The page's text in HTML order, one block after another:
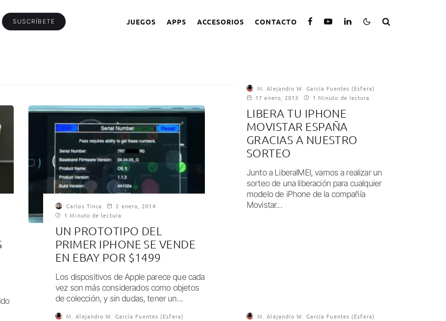
SUSCRÍBETE JUEGOS APPS ACCESORIOS CONTACTO
Carlos Tinca
2 enero, 2014
1 Minuto de lectura
UN PROTOTIPO DEL
PRIMER IPHONE SE VENDE
EN EBAY POR $1499
Los dispositivos de Apple parece que cada
vez son más considerados como objetos
de colección, y sin dudas, tener un...
M. Alejandro W. García Fuentes (Esfera)
17 enero, 2013
1 Minuto de lectura
LIBERA TU IPHONE
MOVISTAR ESPAÑA
GRACIAS A NUESTRO
SORTEO
Junto a LiberaIMEI, vamos a realizar un
sorteo de una liberación para cualquier
modelo de iPhone de la compañía
Movistar...
M. Alejandro W. García Fuentes (Esfera)
M. Alejandro W. García Fuentes (Esfera)